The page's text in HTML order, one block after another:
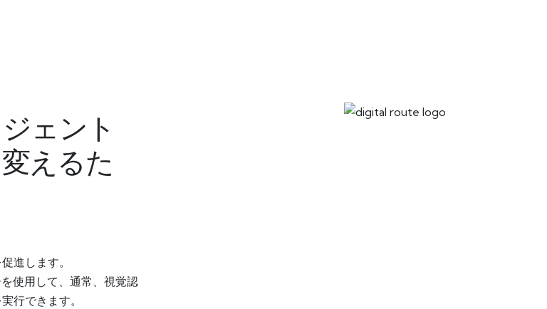
ェント
えるた
進します。
使用して、通常、視覚認
行できます。